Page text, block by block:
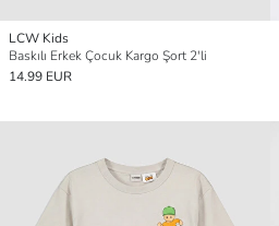
LCW Kids
Baskılı Erkek Çocuk Kargo Şort 2'li
14.99 EUR